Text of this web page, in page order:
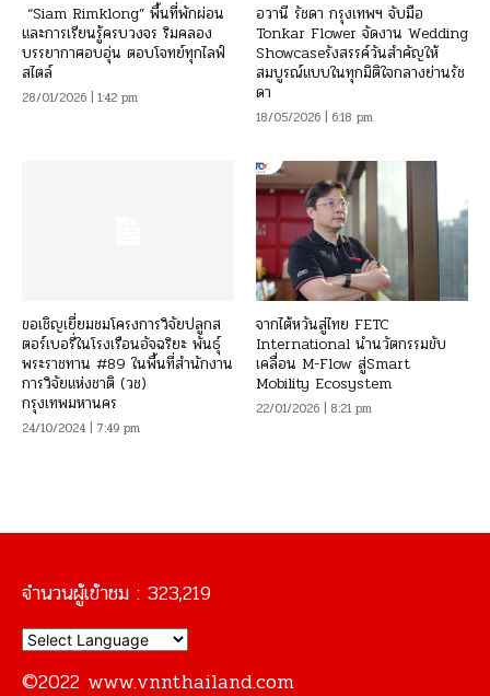
“Siam Rimklong” พื้นที่พักผ่อน
และการเรียนรู้ครบวงจร ริมคลอง
บรรยากาศอบอุ่น ตอบโจทย์ทุกไลฟ์
สไตล์
28/01/2026 | 1:42 pm
อวานี รัชดา กรุงเทพฯ จับมือ
Tonkar Flower จัดงาน Wedding
Showcaseรังสรรค์วันสำคัญให้
สมบูรณ์แบบในทุกมิติใจกลางย่านรัช
ดา
18/05/2026 | 6:18 pm
ขอเชิญเยี่ยมชมโครงการวิจัยปลูกส
ตอร์เบอรี่ในโรงเรือนอัจฉริยะ พันธุ์
พระราชทาน #89 ในพื้นที่สำนักงาน
การวิจัยแห่งชาติ (วช)
กรุงเทพมหานคร
24/10/2024 | 7:49 pm
จากไต้หวันสู่ไทย FETC
International นำนวัตกรรมขับ
เคลื่อน M-Flow สู่Smart
Mobility Ecosystem
22/01/2026 | 8:21 pm
จำนวนผู้เข้าชม : 323,219
©2022 www.vnnthailand.com